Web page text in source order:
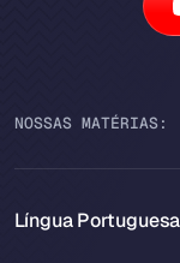
NOSSAS MATÉRIAS:
Língua Portuguesa